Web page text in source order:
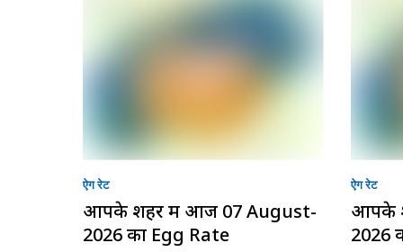
ऐग रेट
आपके शहर में आज 07 August-
2026 का Egg Rate
ऐग रेट
आपके
2026